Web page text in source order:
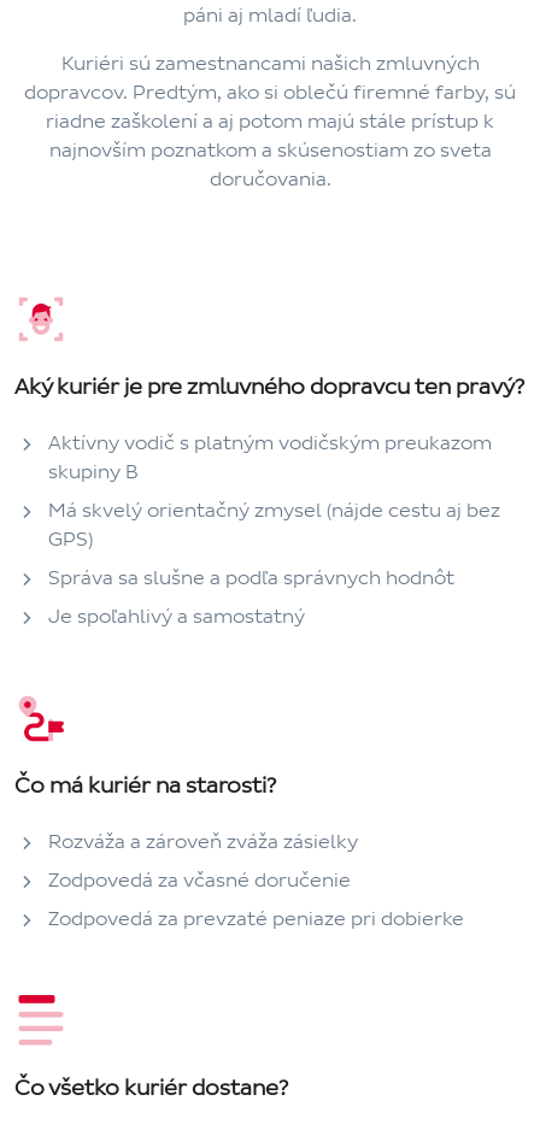
páni aj mladí ľudia.
Kuriéri sú zamestnancami našich zmluvných
dopravcov. Predtým, ako si oblečú firemné farby, sú
riadne zaškolení a aj potom majú stále prístup k
najnovším poznatkom a skúsenostiam zo sveta
doručovania.
Aký kuriér je pre zmluvného dopravcu ten pravý?
Aktívny vodič s platným vodičským preukazom
skupiny B
Má skvelý orientačný zmysel (nájde cestu aj bez
GPS)
Správa sa slušne a podľa správnych hodnôt
Je spoľahlivý a samostatný
Čo má kuriér na starosti?
Rozváža a zároveň zváža zásielky
Zodpovedá za včasné doručenie
Zodpovedá za prevzaté peniaze pri dobierke
Čo všetko kuriér dostane?